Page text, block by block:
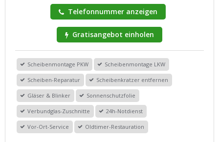
Telefonnummer anzeigen
Gratisangebot einholen
Scheibenmontage PKW Scheibenmontage LKW
Scheiben-Reparatur Scheibenkratzer entfernen
Gläser & Blinker Sonnenschutzfolie
Verbundglas-Zuschnitte 24h-Notdienst
Vor-Ort-Service Oldtimer-Restauration